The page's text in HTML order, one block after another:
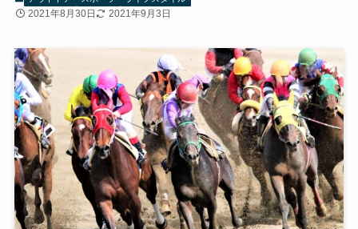
2021年8月30日 2021年9月3日